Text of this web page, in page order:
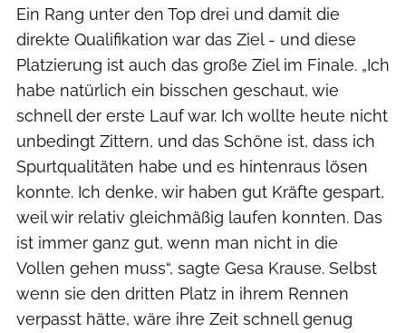
Ein Rang unter den Top drei und damit die
direkte Qualifikation war das Ziel - und diese
Platzierung ist auch das große Ziel im Finale. „Ich
habe natürlich ein bisschen geschaut, wie
schnell der erste Lauf war. Ich wollte heute nicht
unbedingt Zittern, und das Schöne ist, dass ich
Spurtqualitäten habe und es hintenraus lösen
konnte. Ich denke, wir haben gut Kräfte gespart,
weil wir relativ gleichmäßig laufen konnten. Das
ist immer ganz gut, wenn man nicht in die
Vollen gehen muss“, sagte Gesa Krause. Selbst
wenn sie den dritten Platz in ihrem Rennen
verpasst hätte, wäre ihre Zeit schnell genug